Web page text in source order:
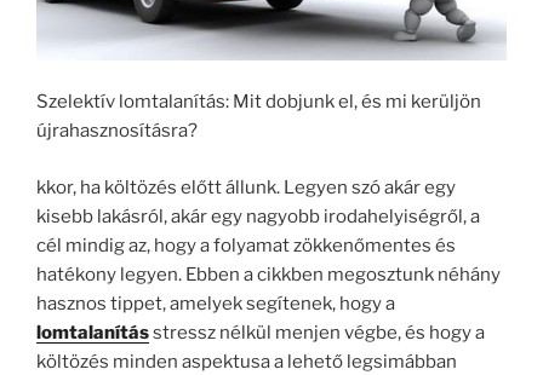
Szelektív lomtalanítás: Mit dobjunk el, és mi kerüljön
újrahasznosításra?
kkor, ha költözés előtt állunk. Legyen szó akár egy
kisebb lakásról, akár egy nagyobb irodahelyiségről, a
cél mindig az, hogy a folyamat zökkenőmentes és
hatékony legyen. Ebben a cikkben megosztunk néhány
hasznos tippet, amelyek segítenek, hogy a
lomtalanításstressz nélkül menjen végbe, és hogy a
költözés minden aspektusa a lehető legsimábban